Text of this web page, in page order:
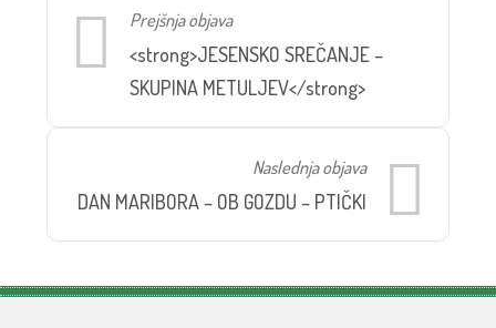
Prejšnja objava
<strong>JESENSKO SREČANJE –
SKUPINA METULJEV</strong>
Naslednja objava
DAN MARIBORA – OB GOZDU – PTIČKI